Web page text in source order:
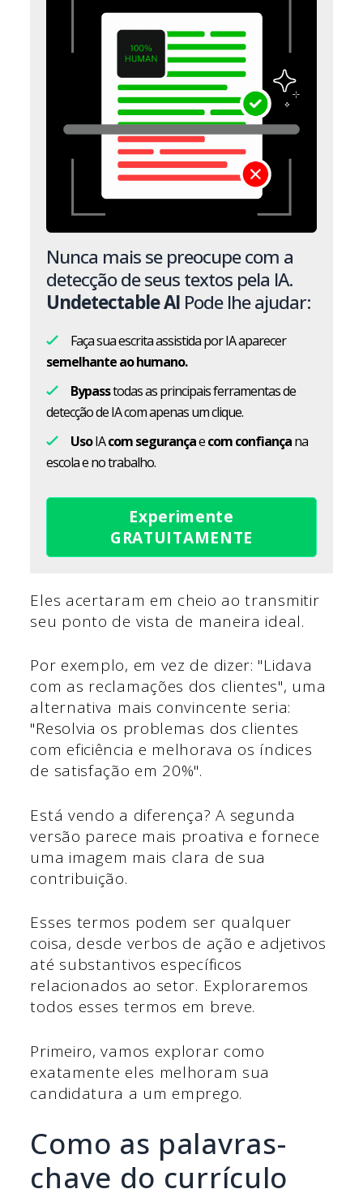
Nunca mais se preocupe com a
detecção de seus textos pela IA.
Undetectable AI Pode lhe ajudar:
Faça sua escrita assistida por IA aparecer
semelhante ao humano.
Bypasstodas as principais ferramentas de
detecção de IA com apenas um clique.
UsoIAcom segurançaecom confiançana
escola e no trabalho.
Experimente
GRATUITAMENTE
Eles acertaram em cheio ao transmitir
seu ponto de vista de maneira ideal.
Por exemplo, em vez de dizer: "Lidava
com as reclamações dos clientes", uma
alternativa mais convincente seria:
"Resolvia os problemas dos clientes
com eficiência e melhorava os índices
de satisfação em 20%".
Está vendo a diferença? A segunda
versão parece mais proativa e fornece
uma imagem mais clara de sua
contribuição.
Esses termos podem ser qualquer
coisa, desde verbos de ação e adjetivos
até substantivos específicos
relacionados ao setor. Exploraremos
todos esses termos em breve.
Primeiro, vamos explorar como
exatamente eles melhoram sua
candidatura a um emprego.
Como as palavras-
chave do currículo